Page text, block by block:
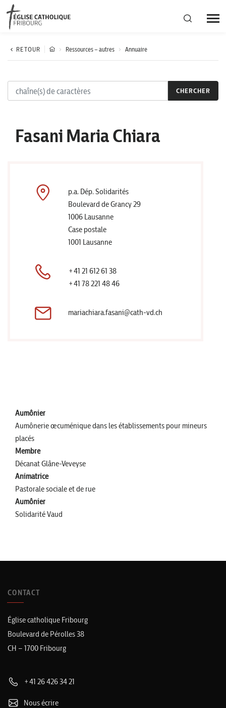
Région diocésaine
Actualités
RETOUR Ressources – autres Annuaire
CHERCHER
Fasani Maria Chiara
p.a. Dép. Solidarités
Boulevard de Grancy 29
1006 Lausanne
Case postale
1001 Lausanne
+41 21 612 61 38
+41 78 221 48 46
mariachiara.fasani@cath-vd.ch
Aumônier
Aumônerie œcuménique dans les établissements pour mineurs
placés
Membre
Décanat Glâne-Veveyse
Animatrice
Pastorale sociale et de rue
Aumônier
Solidarité Vaud
CONTACT
Église catholique Fribourg
Boulevard de Pérolles 38
CH – 1700 Fribourg
+41 26 426 34 21
Nous écrire